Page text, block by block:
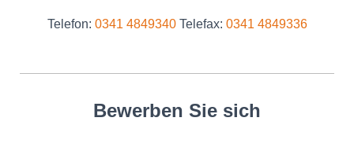
Telefon: 0341 4849340Telefax: 0341 4849336
Bewerben Sie sich